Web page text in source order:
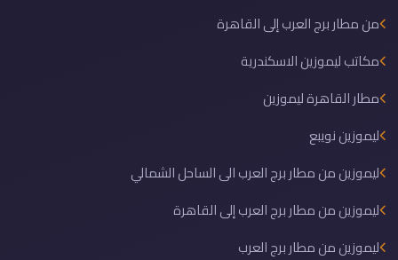
من مطار برج العرب إلى القاهرة
مكاتب ليموزين الاسكندرية
مطار القاهرة ليموزين
ليموزين نويبع
ليموزين من مطار برج العرب الى الساحل الشمالي
ليموزين من مطار برج العرب إلى القاهرة
ليموزين من مطار برج العرب